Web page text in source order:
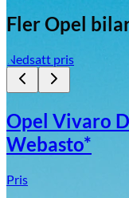
FlerOpel
Nedsatt pris
Opel Vivaro
Webasto*
Pris